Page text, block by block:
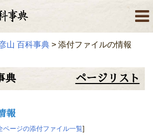
山 百科事典 > 添付ファイルの情報
典 ページリスト
報
ページの添付ファイル一覧]